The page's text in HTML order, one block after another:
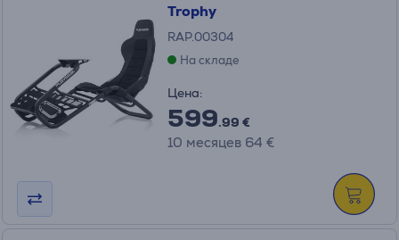
Trophy
RAP.00304
На складе
Цена:
599.99 €
10 месяцев 64 €